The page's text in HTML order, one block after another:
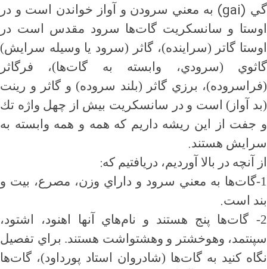
گي (gai) به معني سرودن و آواز خواندن است و در
اوستا و سانسكريت گات‌ها سرود مقدس است در
اوستا گاتر (سراينده)، گاثر (سرود يا وسيله سرايش)
گاثوي (سرودي، وابسته به گات‌ها)، فرگاثر
(فراسروده)، برزي گاثر (بلند سروده) و گاثر و رينت
(بد آواز) است و در سانسكريت بيش از چهل واژه تك
و جفت از اين ريشه داريم كه همه و همه وابسته به
سرايش هستند.
از آنچه در بالا آورديم، دريافتيم كه:
1-گات‌ها به معني سرود و داراي وزن، مصرع، بيت و
بند است.
2-
گات‌ها پنج هستند و نام‌هاي آنها اهنود، اشتود،
سپنتمد، وهوخشتر و وهشتواشت هستند. براي تفصيل
نگاه كنيد به گات‌ها (شادروان استاد پورداود)، گات‌ها